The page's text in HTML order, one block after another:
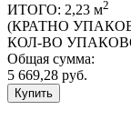
ИТОГО: 2,23 м2
(КРАТНО
КОЛ-ВО
Общая сумма:
5 669,28 руб.
Купить